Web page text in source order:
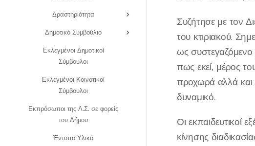
Δραστηριότητα
Δημοτικό Συμβούλιο
Εκλεγμένοι Δημοτικοί
Σύμβουλοι
Εκλεγμένοι Κοινοτικοί
Σύμβουλοι
Εκπρόσωποι της Λ.Σ. σε φορείς
του Δήμου
Έντυπο Υλικό
Συζήτησε με τον
του κτιριακού.
ως
πως εκεί, μέρος
προχωρά αλλά και
δυναμικό.
Οι εκπαιδευτικοί
κίνησης